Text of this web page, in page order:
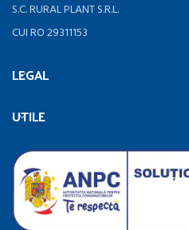
S.C. RURAL PLANT S.R.L.
CUI RO 29311153
LEGAL
UTILE